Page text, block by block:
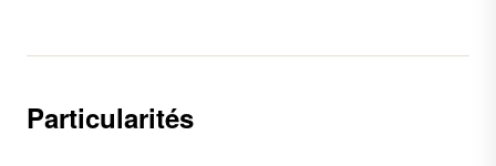
Particularités